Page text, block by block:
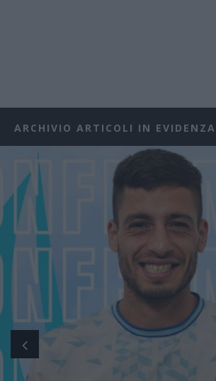
ARCHIVIO ARTICOLI IN EVIDENZA